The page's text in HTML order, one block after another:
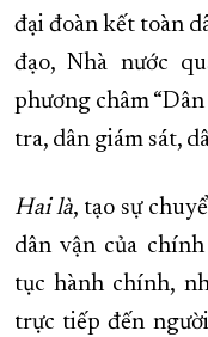
đại đoàn kết toàn
đạo, Nhà nước
phương châm
tra, dân giám sát,
Hai là, tạo sự
dân vận của
tục hành chính,
trực tiếp đến